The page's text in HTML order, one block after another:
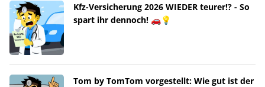
Kfz-Versicherung 2026 WIEDER teurer!? - So
spart ihr dennoch! 🚗💡
Tom by TomTom vorgestellt: Wie gut ist der